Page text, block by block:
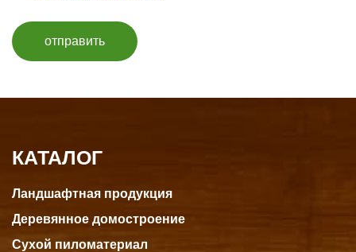
отправить
КАТАЛОГ
Ландшафтная продукция
Деревянное домостроение
Сухой пиломатериал